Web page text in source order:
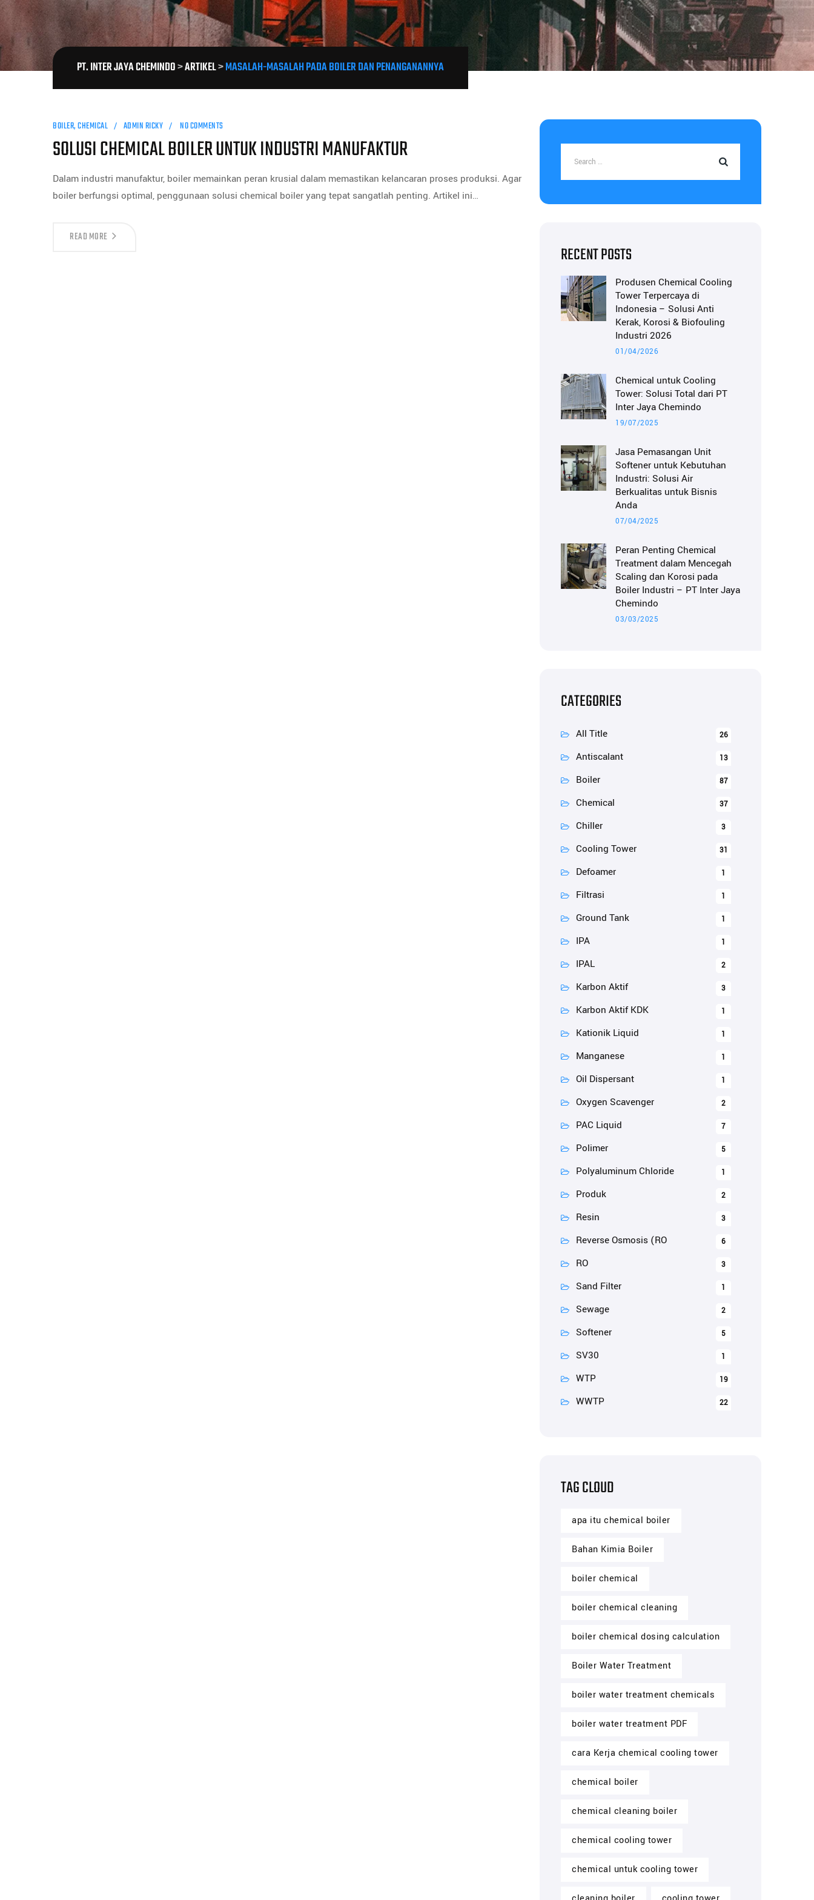
PT. INTER JAYA CHEMINDO>ARTIKEL>MASALAH-MASALAH PADA BOILER DAN PENANGANANNYA
BOILER,CHEMICAL ADMIN RICKY NO COMMENTS
SOLUSI CHEMICAL BOILER UNTUK INDUSTRI MANUFAKTUR
Dalam industri manufaktur, boiler memainkan peran krusial dalam memastikan kelancaran proses produksi. Agar
boiler berfungsi optimal, penggunaan solusi chemical boiler yang tepat sangatlah penting. Artikel ini…
READ MORE
RECENT POSTS
Produsen Chemical Cooling
Tower Terpercaya di
Indonesia – Solusi Anti
Kerak, Korosi & Biofouling
Industri 2026
01/04/2026
Chemical untuk Cooling
Tower: Solusi Total dari PT
Inter Jaya Chemindo
19/07/2025
Jasa Pemasangan Unit
Softener untuk Kebutuhan
Industri: Solusi Air
Berkualitas untuk Bisnis
Anda
07/04/2025
Peran Penting Chemical
Treatment dalam Mencegah
Scaling dan Korosi pada
Boiler Industri – PT Inter Jaya
Chemindo
03/03/2025
CATEGORIES
All Title 26
Antiscalant 13
Boiler 87
Chemical 37
Chiller 3
Cooling Tower 31
Defoamer 1
Filtrasi 1
Ground Tank 1
IPA 1
IPAL 2
Karbon Aktif 3
Karbon Aktif KDK 1
Kationik Liquid 1
Manganese 1
Oil Dispersant 1
Oxygen Scavenger 2
PAC Liquid 7
Polimer 5
Polyaluminum Chloride 1
Produk 2
Resin 3
Reverse Osmosis (RO 6
RO 3
Sand Filter 1
Sewage 2
Softener 5
SV30 1
WTP 19
WWTP 22
TAG CLOUD
apa itu chemical boiler
Bahan Kimia Boiler
boiler chemical
boiler chemical cleaning
boiler chemical dosing calculation
Boiler Water Treatment
boiler water treatment chemicals
boiler water treatment PDF
cara Kerja chemical cooling tower
chemical boiler
chemical cleaning boiler
chemical cooling tower
chemical untuk cooling tower